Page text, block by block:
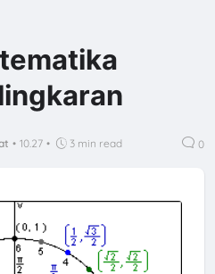
• 10.27 • 3 min read 0